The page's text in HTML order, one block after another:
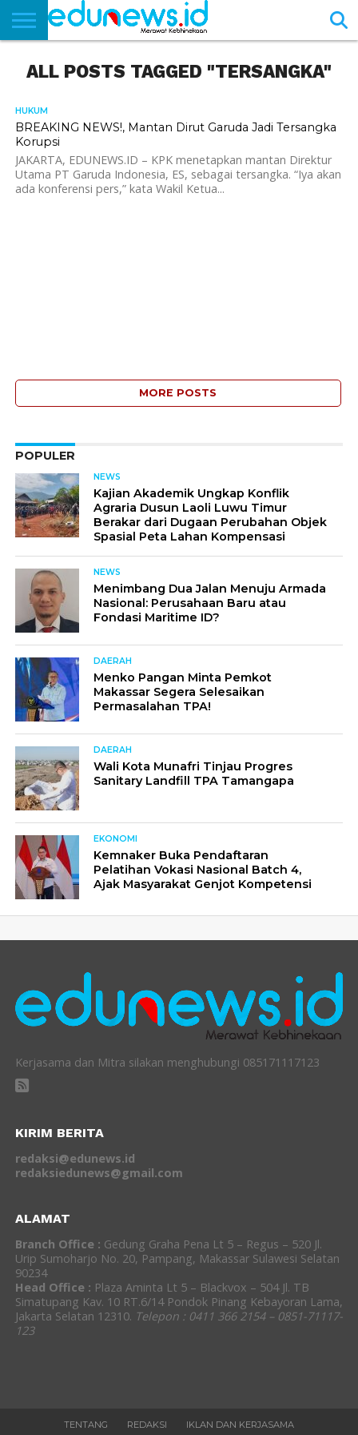
NEWS
EDUNEWS
LITERASI
PUSTAKA
SOSOK
TEKNO
KHASANAH
SASTRA
ALL POSTS TAGGED "TERSANGKA"
HUKUM
BREAKING NEWS!, Mantan Dirut Garuda Jadi Tersangka
Korupsi
JAKARTA, EDUNEWS.ID – KPK menetapkan mantan Direktur
Utama PT Garuda Indonesia, ES, sebagai tersangka. “Iya akan
ada konferensi pers,” kata Wakil Ketua...
MORE POSTS
POPULER
NEWS
Kajian Akademik Ungkap Konflik
Agraria Dusun Laoli Luwu Timur
Berakar dari Dugaan Perubahan Objek
Spasial Peta Lahan Kompensasi
NEWS
Menimbang Dua Jalan Menuju Armada
Nasional: Perusahaan Baru atau
Fondasi Maritime ID?
DAERAH
Menko Pangan Minta Pemkot
Makassar Segera Selesaikan
Permasalahan TPA!
DAERAH
Wali Kota Munafri Tinjau Progres
Sanitary Landfill TPA Tamangapa
EKONOMI
Kemnaker Buka Pendaftaran
Pelatihan Vokasi Nasional Batch 4,
Ajak Masyarakat Genjot Kompetensi
Kerjasama dan Mitra silakan menghubungi 085171117123
KIRIM BERITA
redaksi@edunews.id
redaksiedunews@gmail.com
ALAMAT
Branch Office : Gedung Graha Pena Lt 5 – Regus – 520 Jl.
Urip Sumoharjo No. 20, Pampang, Makassar Sulawesi Selatan
90234
Head Office : Plaza Aminta Lt 5 – Blackvox – 504 Jl. TB
Simatupang Kav. 10 RT.6/14 Pondok Pinang Kebayoran Lama,
Jakarta Selatan 12310. Telepon : 0411 366 2154 – 0851-71117-
123
TENTANG REDAKSI IKLAN DAN KERJASAMA